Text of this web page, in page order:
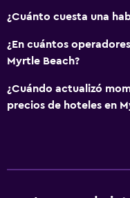
Vista al mar
Zona de estar
Teléfono
Aire libre
Muebles de exterior
¿Cuánto cuesta una
¿En cuántos
Myrtle Beach?
¿Cuándo actualizó
precios de hoteles en